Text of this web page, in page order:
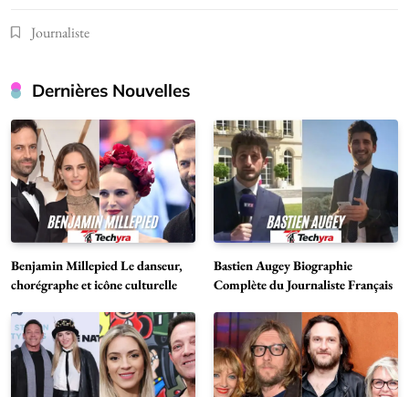
Journaliste
Dernières Nouvelles
Benjamin Millepied Le danseur,
chorégraphe et icône culturelle
Bastien Augey Biographie
Complète du Journaliste Français